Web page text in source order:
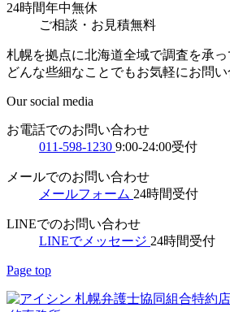
24時間年中無休
ご相談 ・ お見積無料
札幌を拠点に北海道全域で調査を承っ
どんな些細なことでもお気軽にお問い
Our social media
お電話でのお問い合わせ
011-598-1230 9:00-24:00受付
メールでのお問い合わせ
メールフォーム 24時間受付
LINEでのお問い合わせ
LINEでメッセージ 24時間受付
Page top
札幌弁護士協同組合特約店